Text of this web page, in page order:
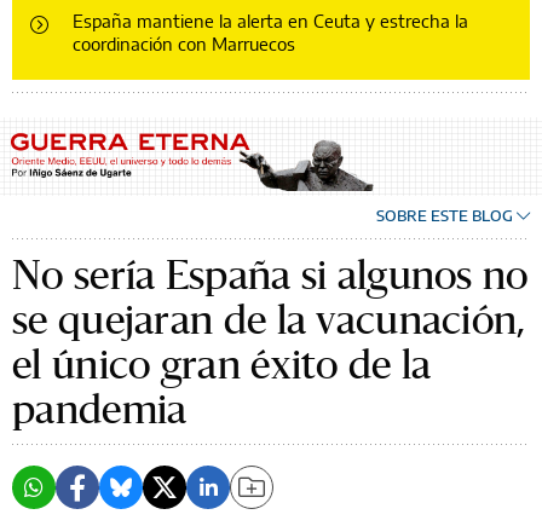
España mantiene la alerta en Ceuta y estrecha la
coordinación con Marruecos
SOBRE ESTE BLOG
No sería España si algunos no
se quejaran de la vacunación,
el único gran éxito de la
pandemia